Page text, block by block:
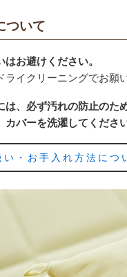
ついて
お避けください。
イクリーニングでお願
は、必ず汚れの防止のた
バーを洗濯してください
・お手入れ方法につ